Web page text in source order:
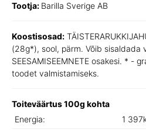
Tootja: Barilla Sverige AB
Koostisosad:
(28g*), sool, pärm. Võib sisaldada
SEESAMISEEMNETE osakesi. * -
toodet valmistamiseks.
Toiteväärtus 100g kohta
Energia:
1